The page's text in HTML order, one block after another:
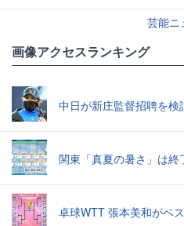
芸能ニ
画像アクセスランキング
中日が新庄監督招聘を検
関東「真夏の暑さ」は終
卓球WTT 張本美和がベ